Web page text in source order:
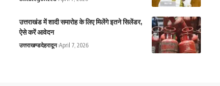
उत्तराखंड में शादी समारोह के लिए मिलेंगे इतने सिलेंडर,
ऐसे करें आवेदन
उत्तराखण्डदेहरादून April 7, 2026